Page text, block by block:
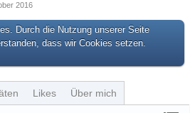
2016
Durch die Nutzung unserer Seite
dass wir Cookies setzen.
Likes Über mich